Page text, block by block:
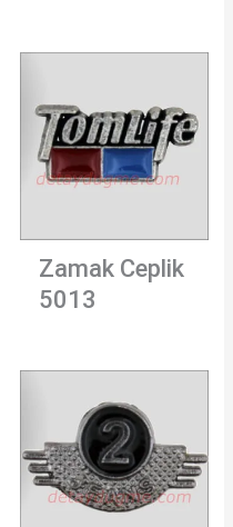
Zamak Ceplik
5013